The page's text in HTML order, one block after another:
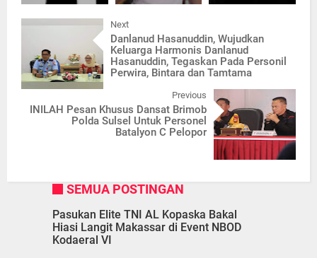
Next
Danlanud Hasanuddin, Wujudkan
Keluarga Harmonis Danlanud
Hasanuddin, Tegaskan Pada Personil
Perwira, Bintara dan Tamtama
Previous
INILAH Pesan Khusus Dansat Brimob
Polda Sulsel Untuk Personel
Batalyon C Pelopor
SEMUA POSTINGAN
Pasukan Elite TNI AL Kopaska Bakal
Hiasi Langit Makassar di Event NBOD
Kodaeral VI